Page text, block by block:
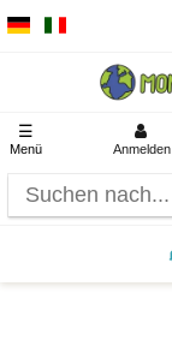
☰
Menü Anmelden